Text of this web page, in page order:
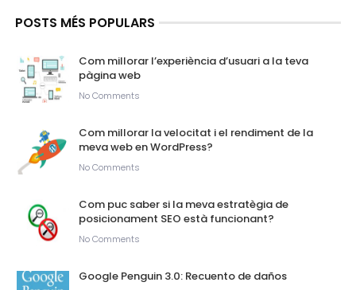
POSTS MÉS POPULARS
Com millorar l’experiència d’usuari a la teva
pàgina web
No Comments
Com millorar la velocitat i el rendiment de la
meva web en WordPress?
No Comments
Com puc saber si la meva estratègia de
posicionament SEO està funcionant?
No Comments
Google Penguin 3.0: Recuento de daños